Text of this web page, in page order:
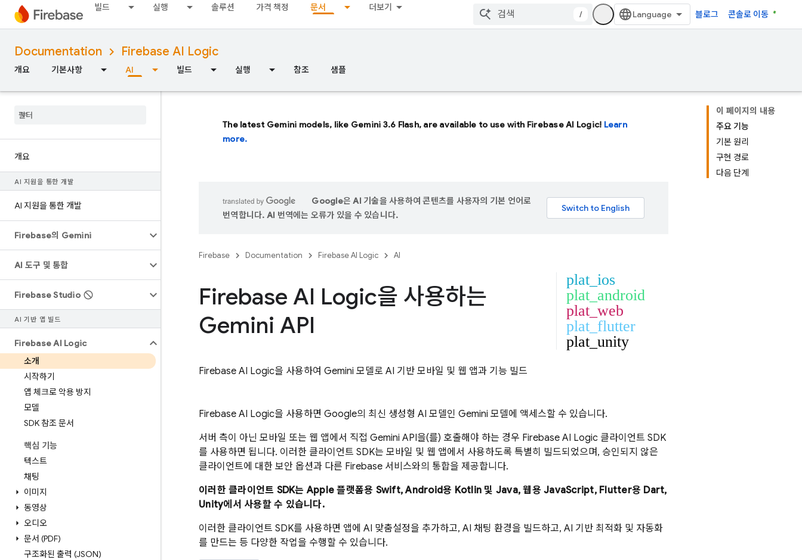
빌드 실행 솔루션 가격 책정 문서 더보기
/ 블로그 콘솔로 이동
Documentation Firebase AI Logic
개요 기본사항 AI 빌드 실행 참조 샘플
개요
AI 지원을 통한 개발
AI 지원을 통한 개발
Firebase의 Gemini
AI 도구 및 통합
Firebase Studio
AI 기반 앱 빌드
Firebase AI Logic
소개
시작하기
앱 체크로 악용 방지
모델
SDK 참조 문서
핵심 기능
텍스트
채팅
이미지
동영상
오디오
문서 (PDF)
구조화된 출력 (JSON)
이 페이지의 내용
주요 기능
기본 원리
구현 경로
다음 단계
The latest Gemini models, like Gemini 3.6 Flash, are available to use with Firebase AI Logic! Learn
more.
Google은 AI 기술을 사용하여 콘텐츠를 사용자의 기본 언어로
번역합니다. AI 번역에는 오류가 있을 수 있습니다.
Firebase Documentation Firebase AI Logic AI
Firebase AI Logic을 사용하는
Gemini API
plat_ios
plat_android
plat_web
plat_flutter
plat_unity
Firebase AI Logic을 사용하여 Gemini 모델로 AI 기반 모바일 및 웹 앱과 기능 빌드
Firebase AI Logic을 사용하면 Google의 최신 생성형 AI 모델인 Gemini 모델에 액세스할 수 있습니다.
서버 측이 아닌 모바일 또는 웹 앱에서 직접 Gemini API을(를) 호출해야 하는 경우 Firebase AI Logic 클라이언트 SDK
를 사용하면 됩니다. 이러한 클라이언트 SDK는 모바일 및 웹 앱에서 사용하도록 특별히 빌드되었으며, 승인되지 않은
클라이언트에 대한 보안 옵션과 다른 Firebase 서비스와의 통합을 제공합니다.
이러한 클라이언트 SDK는 Apple 플랫폼용 Swift, Android용 Kotlin 및 Java, 웹용 JavaScript, Flutter용 Dart,
Unity에서 사용할 수 있습니다.
이러한 클라이언트 SDK를 사용하면 앱에 AI 맞춤설정을 추가하고, AI 채팅 환경을 빌드하고, AI 기반 최적화 및 자동화
를 만드는 등 다양한 작업을 수행할 수 있습니다.